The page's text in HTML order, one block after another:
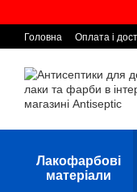
Головна Оплата і
Лакофарбові
матеріали